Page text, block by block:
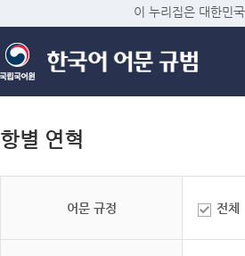
이 누리집은 대한민
항별 연혁
어문 규정 전체